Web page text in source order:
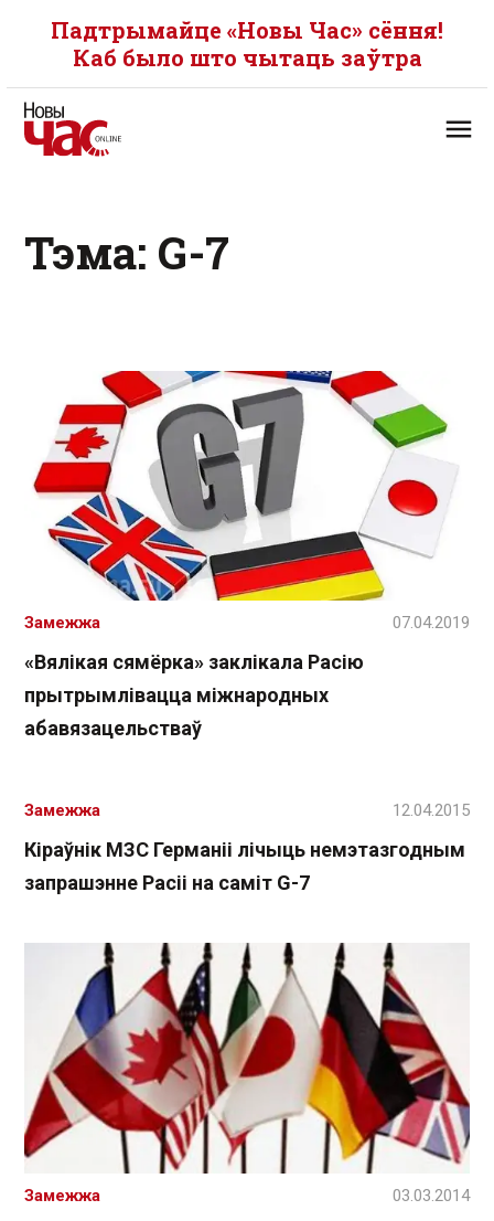
Падтрымайце «Новы Час» сёння!
Каб было што чытаць заўтра
Тэма: G-7
«Вялікая сямёрка» заклікала Расію
прытрымлівацца міжнародных
абавязацельстваў
Замежжа 07.04.2019
Кіраўнік МЗС Германіі лічыць немэтазгодным
запрашэнне Расіі на саміт G-7
Замежжа 12.04.2015
Замежжа 03.03.2014